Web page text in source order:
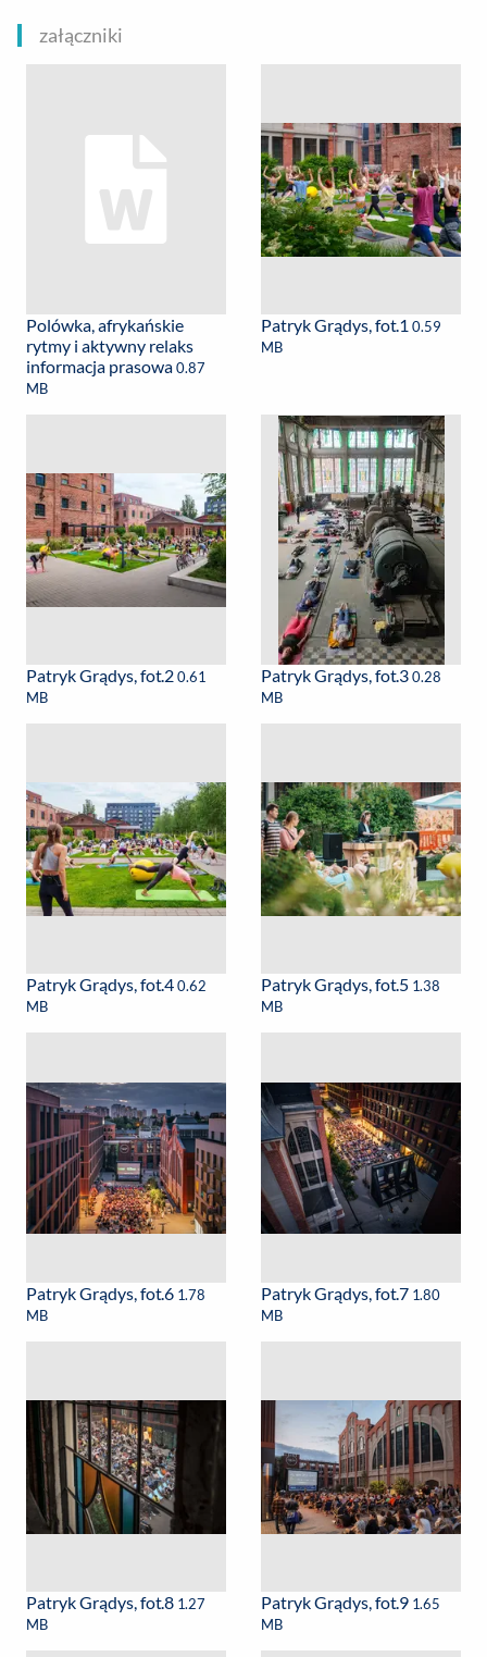
załączniki
Polówka, afrykańskie
rytmy i aktywny relaks
informacja prasowa0.87
MB
Patryk Grądys, fot.1 0.59
MB
Patryk Grądys, fot.20.61
MB
Patryk Grądys, fot.30.28
MB
Patryk Grądys, fot.40.62
MB
Patryk Grądys, fot.5 1.38
MB
Patryk Grądys, fot.6 1.78
MB
Patryk Grądys, fot.7 1.80
MB
Patryk Grądys, fot.8 1.27
MB
Patryk Grądys, fot.9 1.65
MB